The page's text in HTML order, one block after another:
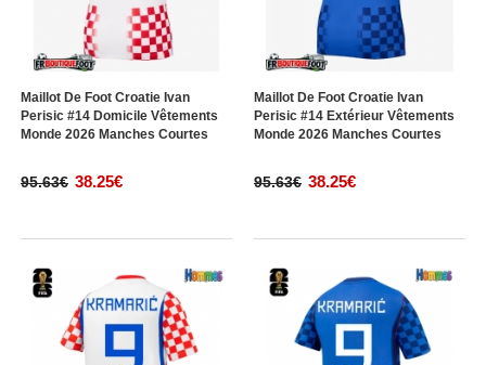
Maillot De Foot Croatie Ivan
Perisic #14 Domicile Vêtements
Monde 2026 Manches Courtes
95.63€ 38.25€
Maillot De Foot Croatie Ivan
Perisic #14 Extérieur Vêtements
Monde 2026 Manches Courtes
95.63€ 38.25€